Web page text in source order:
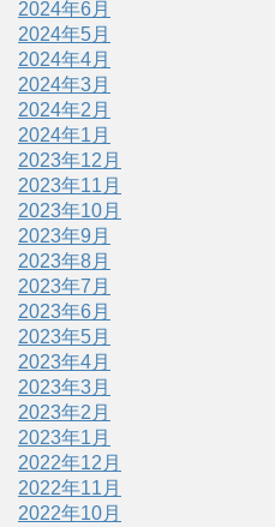
2024年6月
2024年5月
2024年4月
2024年3月
2024年2月
2024年1月
2023年12月
2023年11月
2023年10月
2023年9月
2023年8月
2023年7月
2023年6月
2023年5月
2023年4月
2023年3月
2023年2月
2023年1月
2022年12月
2022年11月
2022年10月